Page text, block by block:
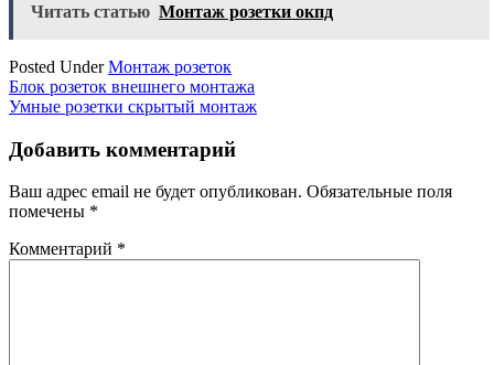
Читать статью Монтаж розетки окпд
Posted UnderМонтаж розеток
Навигация
по
записям
Блок розеток внешнего монтажа
Умные розетки скрытый монтаж
Добавить комментарий
Ваш адрес email не будет опубликован. Обязательные поля
помечены *
Комментарий *